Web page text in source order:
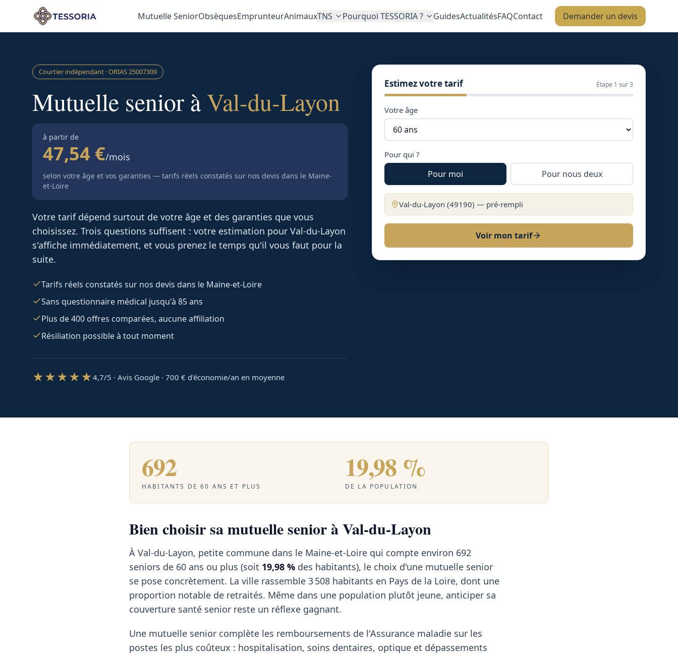
Aller au contenu principal
Mutuelle SeniorObsèquesEmprunteurAnimauxTNS Pourquoi TESSORIA ? GuidesActualitésFAQContact Demander un devis
Courtier indépendant · ORIAS25007309
Mutuelle senior àVal-du-Layon
à partir de
47,54 €/mois
selon votre âge et vos garanties — tarifs réels constatés sur nos devis dans le Maine-
et-Loire
Votre tarif dépend surtout de votre âge et des garanties que vous
choisissez. Trois questions suffisent : votre estimation pour Val-du-Layon
s'affiche immédiatement, et vous prenez le temps qu'il vous faut pour la
suite.
Tarifs réels constatés sur nos devis dans le Maine-et-Loire
Sans questionnaire médical jusqu'à 85 ans
Plus de 400 offres comparées, aucune affiliation
Résiliation possible à tout moment
★★★★★4,7/5 · Avis Google · 700 € d'économie/an en moyenne
Estimez votre tarif Étape 1 sur 3
Votre âge
Pour qui ?
Pour moi Pour nous deux
Val-du-Layon (49190) — pré-rempli
Voir mon tarif
692
HABITANTS DE 60 ANS ET PLUS
19,98 %
DE LA POPULATION
Bien choisir sa mutuelle senior à Val-du-Layon
À Val-du-Layon, petite commune dans le Maine-et-Loire qui compte environ 692
seniors de 60 ans ou plus (soit 19,98 % des habitants), le choix d'une mutuelle senior
se pose concrètement. La ville rassemble 3 508 habitants en Pays de la Loire, dont une
proportion notable de retraités. Même dans une population plutôt jeune, anticiper sa
couverture santé senior reste un réflexe gagnant.
Une mutuelle senior complète les remboursements de l'Assurance maladie sur les
postes les plus coûteux : hospitalisation, soins dentaires, optique et dépassements